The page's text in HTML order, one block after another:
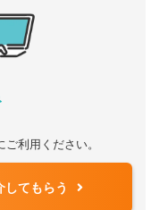
利用ください。
してもらう